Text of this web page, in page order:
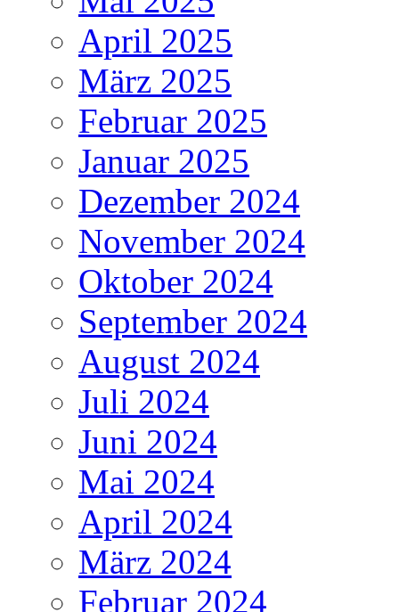
April 2025
März 2025
Februar 2025
Januar 2025
Dezember 2024
November 2024
Oktober 2024
September 2024
August 2024
Juli 2024
Juni 2024
Mai 2024
April 2024
März 2024
Februar 2024